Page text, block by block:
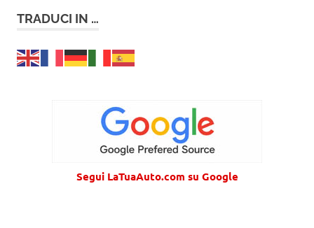
TRADUCI IN …
Segui LaTuaAuto.com su Google